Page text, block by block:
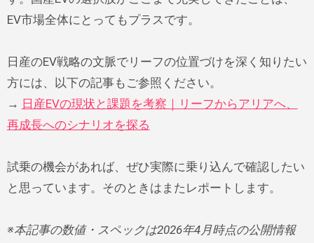
EV市場全体にとってもプラスです。
日産のEV戦略の文脈でリーフの位置づけを深く知りたい
方には、以下の記事もご参照ください。
→ 日産EVの現状と課題を考察｜リーフからアリアへ、
再成長へのシナリオを探る
試乗の機会があれば、ぜひ実際に乗り込んで確認したい
と思っています。そのときはまたレポートします。
※本記事の数値・スペックは2026年4月時点の公開情報